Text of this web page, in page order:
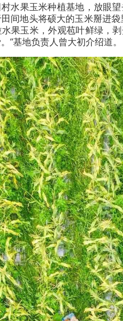
水果玉米种植基地，放眼
间地头将硕大的玉米掰进
果玉米，外观苞叶鲜绿，
”基地负责人曾大初介绍道。